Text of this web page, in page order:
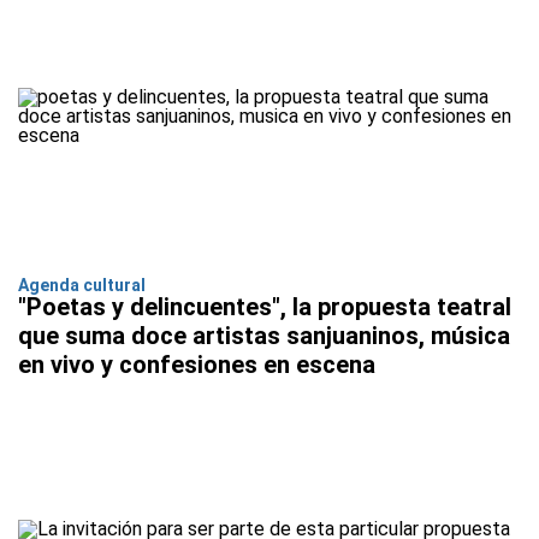
Agenda cultural
"Poetas y delincuentes", la propuesta teatral
que suma doce artistas sanjuaninos, música
en vivo y confesiones en escena